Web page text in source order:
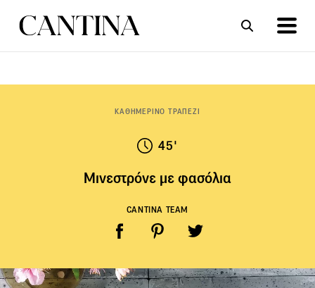
ΚΑΘΗΜΕΡΙΝΟ ΤΡΑΠΕΖΙ
45'
Μινεστρόνε με φασόλια
CANTINA TEAM